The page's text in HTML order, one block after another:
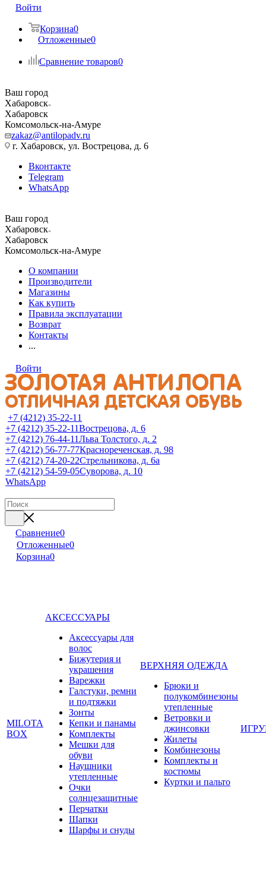
Войти
Корзина0
Отложенные0
Сравнение товаров0
Ваш город
Хабаровск
Хабаровск
Комсомольск-на-Амуре
zakaz@antilopadv.ru
г. Хабаровск, ул. Вострецова, д. 6
Вконтакте
Telegram
WhatsApp
Ваш город
Хабаровск
Хабаровск
Комсомольск-на-Амуре
О компании
Производители
Магазины
Как купить
Правила эксплуатации
Возврат
Контакты
...
Войти
+7 (4212) 35-22-11
+7 (4212) 35-22-11Вострецова, д. 6
+7 (4212) 76-44-11Льва Толстого, д. 2
+7 (4212) 56-77-77Краснореченская, д. 98
+7 (4212) 74-20-22Стрельникова, д. 6а
+7 (4212) 54-59-05Суворова, д. 10
WhatsApp
Сравнение0
Отложенные0
Корзина0
MILOTA
BOX
АКСЕССУАРЫ
Аксессуары для
волос
Бижутерия и
украшения
Варежки
Галстуки, ремни
и подтяжки
Зонты
Кепки и панамы
Комплекты
Мешки для
обуви
Наушники
утепленные
Очки
солнцезащитные
Перчатки
Шапки
Шарфы и снуды
ВЕРХНЯЯ ОДЕЖДА
Брюки и
полукомбинезоны
утепленные
Ветровки и
джинсовки
Жилеты
Комбинезоны
Комплекты и
костюмы
Куртки и пальто